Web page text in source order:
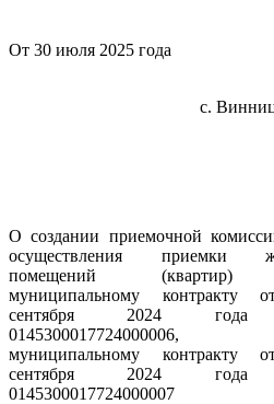
От 30 июля 2025 года
№
с.
О создании приемочной
осуществления приемки
помещений
муниципальному контракту
сентября 2024
муниципальному контракту
сентября 2024
0145300017724000007